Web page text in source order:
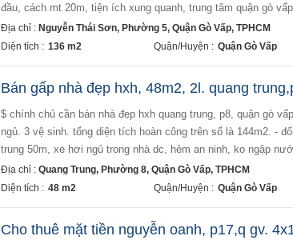
đầu, cách mt 20m, tiện ích xung quanh, trung tâm quận gò
Địa chỉ : Nguyễn Thái Sơn, Phường 5, Quận Gò Vấp, TPHCM
Diện tích : 136 m2 Quận/Huyện : Quận Gò Vấp
Bán gấp nhà đẹp hxh, 48m2, 2l. quang
$ chính chủ cần bán nhà đẹp hxh quang trung, p8, quận gò vấp $ - diện tích: 48m2. 4 x 15m, 2 lầu. 4 phòng
ngủ. 3 vệ sinh. tổng diện tích hoàn công trên sổ là 144m2. -
trung 50m, xe hơi ngủ trong nhà dc, hẻm an ninh, ko ngập
Địa chỉ : Quang Trung, Phường 8, Quận Gò Vấp, TPHCM
Diện tích : 48 m2 Quận/Huyện : Quận Gò Vấp
Cho thuê mặt tiền nguyễn oanh, p17,q gv.